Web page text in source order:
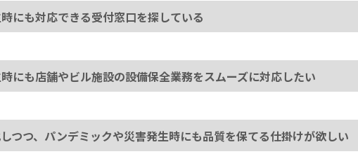
にも対応できる受付窓口を探している
にも店舗やビル施設の設備保全業務をスムーズに対応したい
つつ、パンデミックや災害発生時にも品質を保てる仕掛けが欲しい